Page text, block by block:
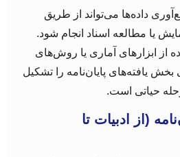
داده‌ها می‌تواند از طریق
یا مطالعه اسناد انجام شود.
از ابزارهای آماری یا روش‌های
یافته‌های پایان‌نامه را تشکیل
حیاتی است.
(از ادبیات تا